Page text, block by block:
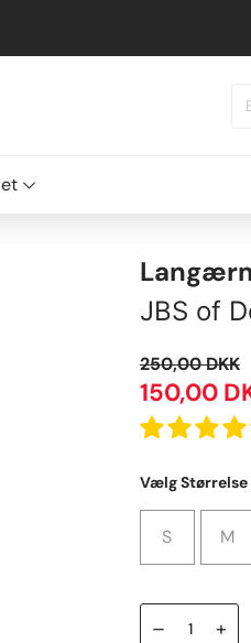
JBS of
250,00DKK
150,00
Vælg Størrelse
S M
– +